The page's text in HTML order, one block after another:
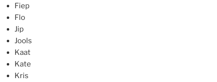
Fiep
Flo
Jip
Jools
Kaat
Kate
Kris